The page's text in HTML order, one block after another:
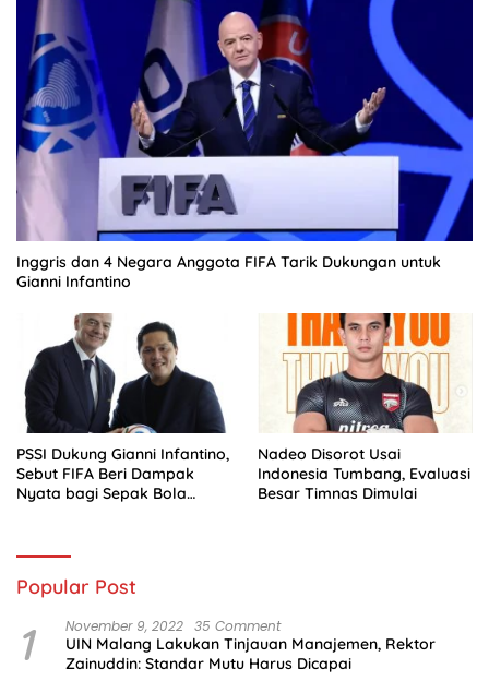
Inggris dan 4 Negara Anggota FIFA Tarik Dukungan untuk
Gianni Infantino
PSSI Dukung Gianni Infantino,
Sebut FIFA Beri Dampak
Nyata bagi Sepak Bola
Nadeo Disorot Usai
Indonesia Tumbang, Evaluasi
Besar Timnas Dimulai
Popular Post
1 November 9, 2022 35 Comment
UIN Malang Lakukan Tinjauan Manajemen, Rektor
Zainuddin: Standar Mutu Harus Dicapai